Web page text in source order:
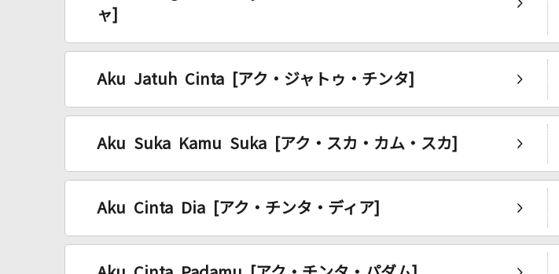
ャ]
Aku Jatuh Cinta [アク・ジャトゥ・チンタ]
Aku Suka Kamu Suka [アク・スカ・カム・スカ]
Aku Cinta Dia [アク・チンタ・ディア]